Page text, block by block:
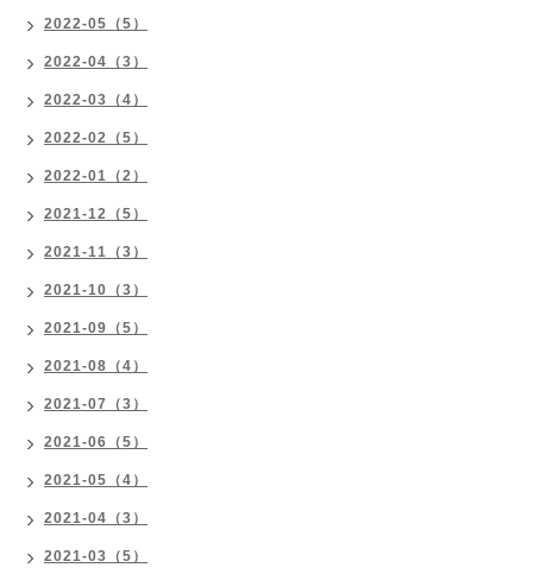
2022-05（5）
2022-04（3）
2022-03（4）
2022-02（5）
2022-01（2）
2021-12（5）
2021-11（3）
2021-10（3）
2021-09（5）
2021-08（4）
2021-07（3）
2021-06（5）
2021-05（4）
2021-04（3）
2021-03（5）